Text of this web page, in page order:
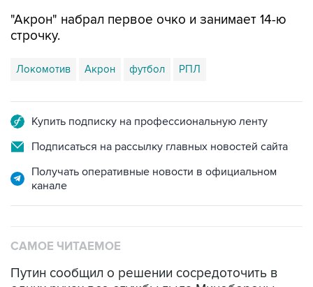
"Акрон" набрал первое очко и занимает 14-ю
строчку.
Локомотив Акрон футбол РПЛ
Купить подписку на профессиональную ленту
Подписаться на рассылку главных новостей сайта
Получать оперативные новости в официальном
канале
САМОЕ ЧИТАЕМОЕ
Путин сообщил о решении сосредоточить в